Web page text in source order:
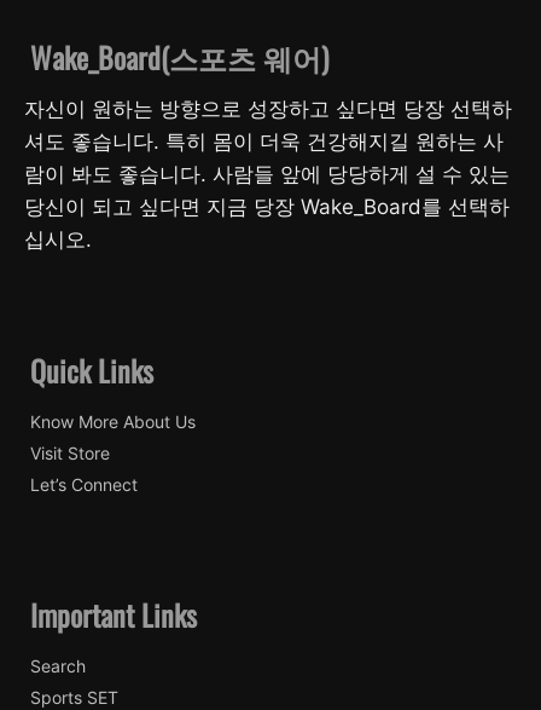
Wake_Board(스포츠 웨어)
자신이 원하는 방향으로 성장하고 싶다면 당장 선택하
셔도 좋습니다. 특히 몸이 더욱 건강해지길 원하는 사
람이 봐도 좋습니다. 사람들 앞에 당당하게 설 수 있는
당신이 되고 싶다면 지금 당장 Wake_Board를 선택하
십시오.
Quick Links
Know More About Us
Visit Store
Let’s Connect
Important Links
Search
Sports SET